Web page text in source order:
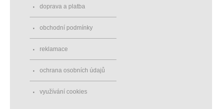
doprava a platba
obchodní podmínky
reklamace
ochrana osobních údajů
využívání cookies